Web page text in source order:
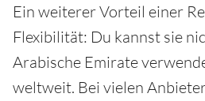
Ein weiterer Vorteil einer
Flexibilität: Du kannst sie
Arabische Emirate
weltweit. Bei vielen